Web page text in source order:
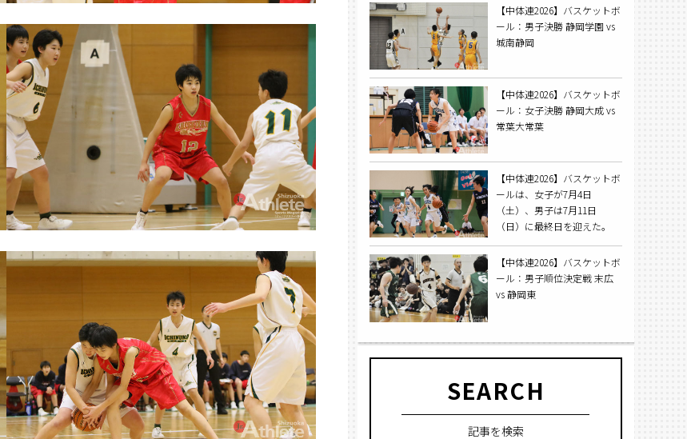
【中体連2026】バスケットボ
ール：男子決勝 静岡学園 vs
城南静岡
【中体連2026】バスケットボ
ール：女子決勝 静岡大成 vs
常葉大常葉
【中体連2026】バスケットボ
ールは、女子が7月4日
（土）、男子は7月11日
（日）に最終日を迎えた。
【中体連2026】バスケットボ
ール：男子順位決定戦 末広
vs 静岡東
SEARCH
記事を検索